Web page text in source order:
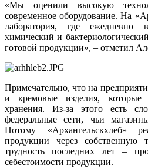
«Мы оценили высокую
современное оборудование. На
лаборатория, где ежедневно
химический и
готовой продукции», – отметил
Примечательно, что на
и кремовые изделия,
хранения. Из-за этого есть
федеральные сети, чьи
Потому «Архангельскхлеб»
продукции через собственную
трудность последних лет –
себестоимости продукции.